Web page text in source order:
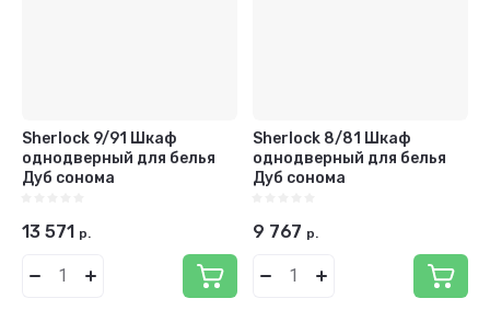
Sherlock 9/91 Шкаф
однодверный для белья
Дуб сонома
13 571 р.
Sherlock 8/81 Шкаф
однодверный для белья
Дуб сонома
9 767 р.